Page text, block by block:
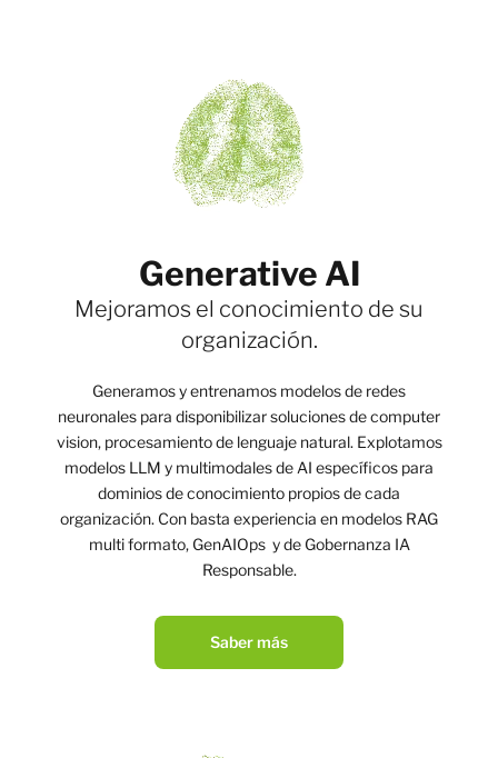
Generative AI
Mejoramos el conocimiento de su
organización.
Generamos y entrenamos modelos de redes
neuronales para disponibilizar soluciones de computer
vision, procesamiento de lenguaje natural. Explotamos
modelos LLM y multimodales de AI específicos para
dominios de conocimiento propios de cada
organización. Con basta experiencia en modelos RAG
multi formato, GenAIOps y de Gobernanza IA
Responsable.
Saber más